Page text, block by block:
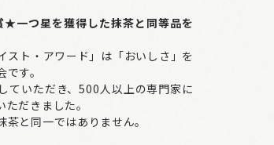
★一つ星を獲得した抹茶と同等品を
スト・アワード」は「おいしさ」を
す。
いただき、500人以上の専門家に
だきました。
と同一ではありません。